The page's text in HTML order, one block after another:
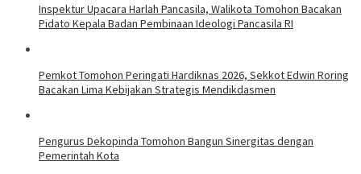
Inspektur Upacara Harlah Pancasila, Walikota Tomohon Bacakan
Pidato Kepala Badan Pembinaan Ideologi Pancasila RI
Pemkot Tomohon Peringati Hardiknas 2026, Sekkot Edwin Roring
Bacakan Lima Kebijakan Strategis Mendikdasmen
Pengurus Dekopinda Tomohon Bangun Sinergitas dengan
Pemerintah Kota